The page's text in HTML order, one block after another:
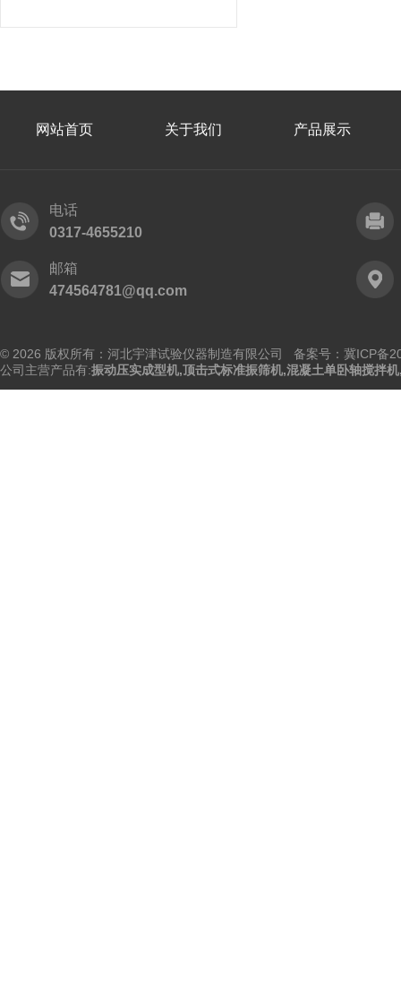
网站首页 关于我们 产品展示
电话
0317-4655210
邮箱
474564781@qq.com
© 2026 版权所有：河北宇津试验仪器制造有限公司 备案号：冀ICP备
公司主营产品有:振动压实成型机,顶击式标准振筛机,混凝土单卧轴搅拌机